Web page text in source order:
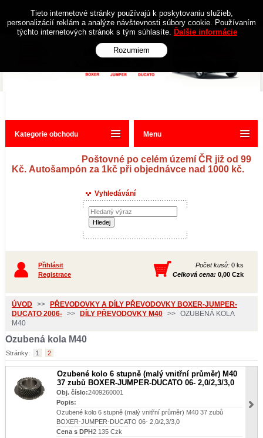
Poštovné po celém území ČR již od 99
Kč. Autošampón za 1kč při objednávce nad 1000 kč.
Kategorie obchodu
Vyhledávání
Přihlásit
Registrace
Počet kusů: 0 ks
Celková cena: 0,00 Czk
ÚVOD >>
PŘEVODOVKY A DÍLY PŘEVODOVKY BOXER-JUMPER-
DUCATO 2006- >> DÍLY PŘEVODOVKY M40 >> OZUBENÁ KOLA
M40
Ozubená kola M40
Stránky: 1 2
Ozubené kolo 6 stupně (malý vnitřní průměr) M40
37 zubů BOXER-JUMPER-DUCATO 06- 2,0/2,3/3,0
Obj. číslo:2409260001
Popis:
Ozubené kolo 6 stupně (malý vnitřní průměr) M40 37 zubů
BOXER-JUMPER-DUCATO 06- 2,0/2,3/3,0
Cena s DPH2 135 Czk
Menu
Tieto internetové stránky používajú k poskytovaniu služieb,
personalizácií reklám a analýze návštevnosti súbory cookie. Používaním
týchto internetových stránok s tým súhlasíte. Ďalšie informácie
Rozumiem